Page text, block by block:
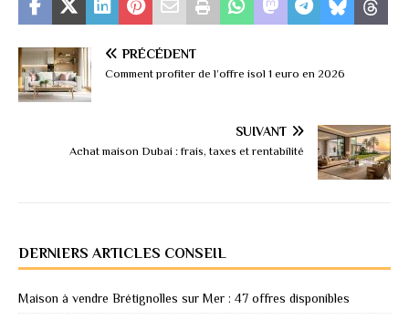
PRÉCÉDENT
Comment profiter de l’offre isol 1 euro en 2026
SUIVANT
Achat maison Dubai : frais, taxes et rentabilité
DERNIERS ARTICLES CONSEIL
Maison à vendre Brétignolles sur Mer : 47 offres disponibles